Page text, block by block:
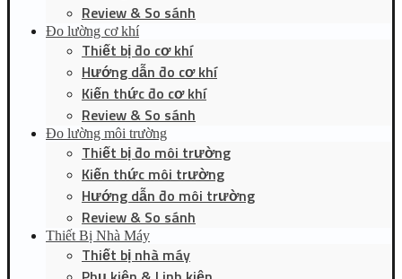
Review & So sánh
Đo lường cơ khí
Thiết bị đo cơ khí
Hướng dẫn đo cơ khí
Kiến thức đo cơ khí
Review & So sánh
Đo lường môi trường
Thiết bị đo môi trường
Kiến thức môi trường
Hướng dẫn đo môi trường
Review & So sánh
Thiết Bị Nhà Máy
Thiết bị nhà máy